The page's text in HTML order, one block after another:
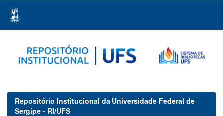
navigation
Repositório Institucional da Universidade Federal de
Sergipe - RI/UFS